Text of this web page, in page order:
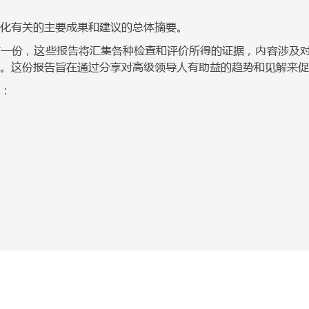
关的主要成果和建议的总体摘要。
份，这些报告将汇集各种检查和评价所得的证据，内容涉
这份报告旨在通过分享对高级领导人有助益的趋势和见解来